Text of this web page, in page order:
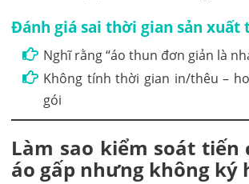
Đánh giá sai thời gian sản xuất
Nghĩ rằng “áo thun đơn giản là
Không tính thời gian in/thêu –
gói
Làm sao kiểm soát tiến
áo gấp nhưng không ký